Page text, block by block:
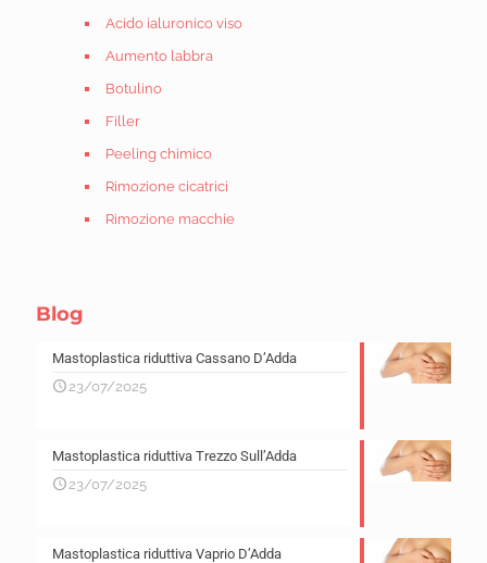
Acido ialuronico viso
Aumento labbra
Botulino
Filler
Peeling chimico
Rimozione cicatrici
Rimozione macchie
Blog
Mastoplastica riduttiva Cassano D’Adda
23/07/2025
Mastoplastica riduttiva Trezzo Sull’Adda
23/07/2025
Mastoplastica riduttiva Vaprio D’Adda